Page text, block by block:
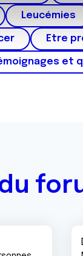
celles-ci
services.
Leucémies
Etre
et